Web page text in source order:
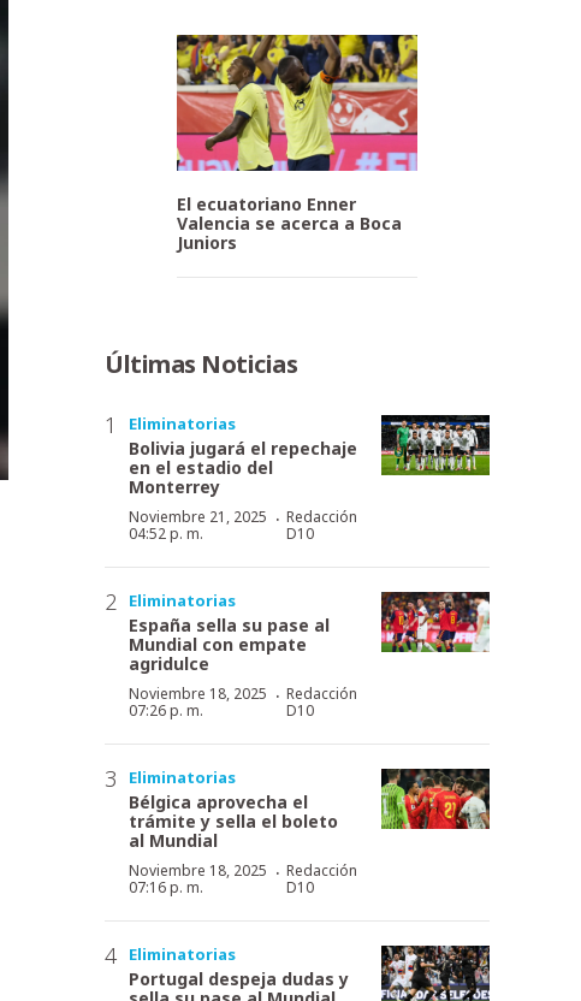
El ecuatoriano Enner
Valencia se acerca a Boca
Juniors
Últimas Noticias
Eliminatorias
Bolivia jugará el repechaje
en el estadio del
Monterrey
Noviembre 21, 2025
04:52 p. m.
· Redacción
D10
Eliminatorias
España sella su pase al
Mundial con empate
agridulce
Noviembre 18, 2025
07:26 p. m.
· Redacción
D10
Eliminatorias
Bélgica aprovecha el
trámite y sella el boleto
al Mundial
Noviembre 18, 2025
07:16 p. m.
· Redacción
D10
Eliminatorias
Portugal despeja dudas y